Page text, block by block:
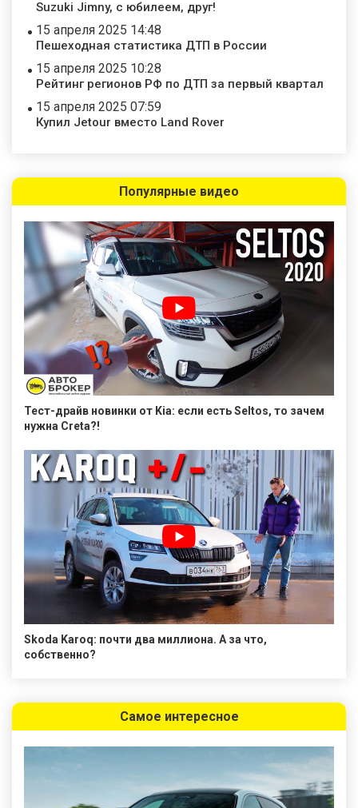
Suzuki Jimny, с юбилеем, друг!
15 апреля 2025 14:48
Пешеходная статистика ДТП в России
15 апреля 2025 10:28
Рейтинг регионов РФ по ДТП за первый квартал
15 апреля 2025 07:59
Купил Jetour вместо Land Rover
Популярные видео
Тест-драйв новинки от Kia: если есть Seltos, то зачем
нужна Creta?!
Skoda Karoq: почти два миллиона. А за что,
собственно?
Самое интересное